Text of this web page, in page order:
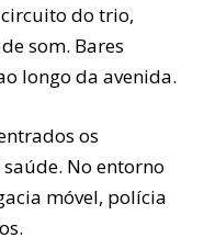
do trio,
som. Bares
longo da avenida.
os
No entorno
móvel, polícia